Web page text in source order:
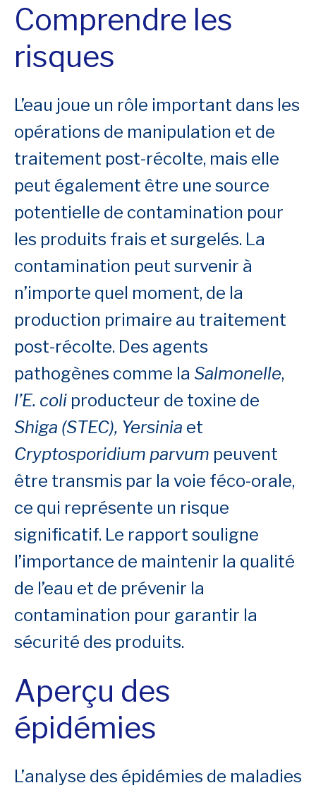
Comprendre les
risques
L’eau joue un rôle important dans les
opérations de manipulation et de
traitement post-récolte, mais elle
peut également être une source
potentielle de contamination pour
les produits frais et surgelés. La
contamination peut survenir à
n’importe quel moment, de la
production primaire au traitement
post-récolte. Des agents
pathogènes comme la Salmonelle,
l’E. coli producteur de toxine de
Shiga (STEC), Yersinia et
Cryptosporidium parvum peuvent
être transmis par la voie féco-orale,
ce qui représente un risque
significatif. Le rapport souligne
l’importance de maintenir la qualité
de l’eau et de prévenir la
contamination pour garantir la
sécurité des produits.
Aperçu des
épidémies
L’analyse des épidémies de maladies